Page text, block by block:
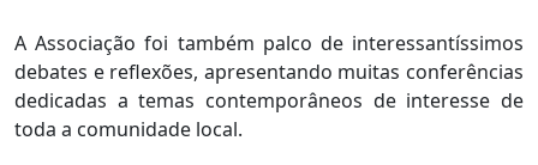
A Associação foi também palco de interessantíssimos
debates e reflexões, apresentando muitas conferências
dedicadas a temas contemporâneos de interesse de
toda a comunidade local.